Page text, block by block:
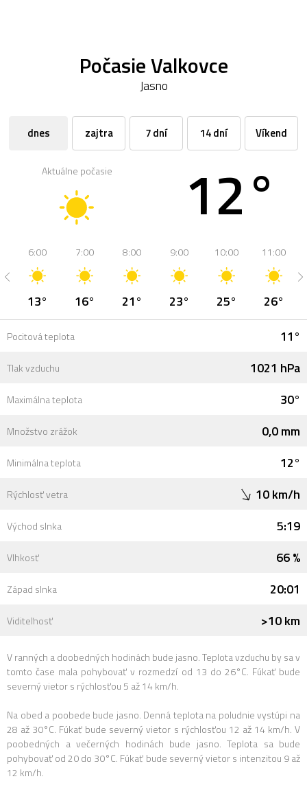
Počasie Valkovce
Jasno
dnes zajtra 7 dní 14 dní Víkend
Aktuálne počasie 12°
6:00
13°
7:00
16°
8:00
21°
9:00
23°
10:00
25°
11:00
26°
Pocitová teplota 11°
Tlak vzduchu 1021 hPa
Maximálna teplota 30°
Množstvo zrážok 0,0 mm
Minimálna teplota 12°
Rýchlosť vetra 10 km/h
Východ slnka 5:19
Vlhkosť 66 %
Západ slnka 20:01
Viditeľnosť >10 km
V ranných a doobedných hodinách bude jasno. Teplota vzduchu by sa v
tomto čase mala pohybovať v rozmedzí od 13 do 26°C. Fúkať bude
severný vietor s rýchlosťou 5 až 14 km/h.
Na obed a poobede bude jasno. Denná teplota na poludnie vystúpi na
28 až 30°C. Fúkať bude severný vietor s rýchlosťou 12 až 14 km/h. V
poobedných a večerných hodinách bude jasno. Teplota sa bude
pohybovať od 20 do 30°C. Fúkať bude severný vietor s intenzitou 9 až
12 km/h.